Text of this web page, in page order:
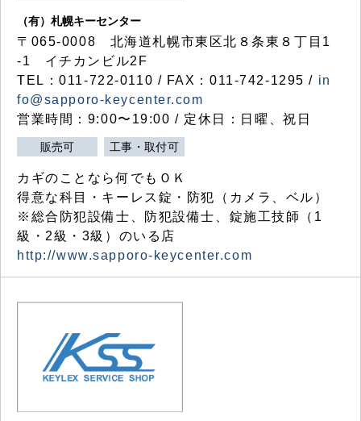
（有）札幌キーセンター
〒065-0008 北海道札幌市東区北８条東８丁目1
-1 イチカンビル2F
TEL：011-722-0110 / FAX：011-742-1295 / in
fo@sapporo-keycenter.com
営業時間：9:00〜19:00 / 定休日：日曜、祝日
販売可 工事・取付可
カギのことなら何でもＯＫ
得意な科目・キーレス錠・防犯（カメラ、ベル）
※総合防犯設備士、防犯設備士、錠施工技師（1
級・2級・3級）のいる店
http://www.sapporo-keycenter.com